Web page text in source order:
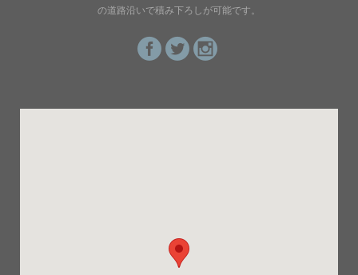
の道路沿いで積み下ろしが可能です。